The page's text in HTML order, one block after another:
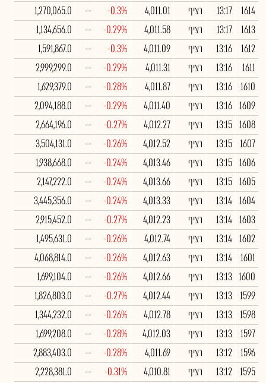
1614
13:17 רציף 4,011.01
-0.3%
--
1,270,065.0
1613
13:17 רציף 4,011.58
-0.29%
--
1,134,656.0
1612
13:16 רציף 4,011.09
-0.3%
--
1,591,867.0
1611
13:16 רציף 4,011.31
-0.29%
--
2,999,299.0
1610
13:16 רציף 4,011.87
-0.28%
--
1,629,379.0
1609
13:16 רציף 4,011.40
-0.29%
--
2,094,188.0
1608
13:15 רציף 4,012.27
-0.27%
--
2,664,196.0
1607
13:15 רציף 4,012.52
-0.26%
--
3,504,131.0
1606
13:15 רציף 4,013.46
-0.24%
--
1,938,668.0
1605
13:15 רציף 4,013.66
-0.24%
--
2,147,222.0
1604
13:14 רציף 4,013.33
-0.24%
--
3,445,356.0
1603
13:14 רציף 4,012.23
-0.27%
--
2,915,452.0
1602
13:14 רציף 4,012.74
-0.26%
--
1,495,631.0
1601
13:14 רציף 4,012.63
-0.26%
--
4,068,814.0
1600
13:13 רציף 4,012.66
-0.26%
--
1,699,104.0
1599
13:13 רציף 4,012.44
-0.27%
--
1,826,803.0
1598
13:13 רציף 4,012.78
-0.26%
--
1,344,232.0
1597
13:13 רציף 4,012.03
-0.28%
--
1,699,208.0
1596
13:12 רציף 4,011.69
-0.28%
--
2,883,403.0
1595
13:12 רציף 4,010.81
-0.31%
--
2,228,381.0